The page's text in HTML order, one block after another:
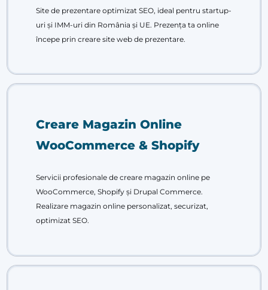
Site de prezentare optimizat SEO, ideal pentru startup-
uri și IMM-uri din România și UE. Prezența ta online
începe prin creare site web de prezentare.
Creare Magazin Online
WooCommerce & Shopify
Servicii profesionale de creare magazin online pe
WooCommerce, Shopify și Drupal Commerce.
Realizare magazin online personalizat, securizat,
optimizat SEO.